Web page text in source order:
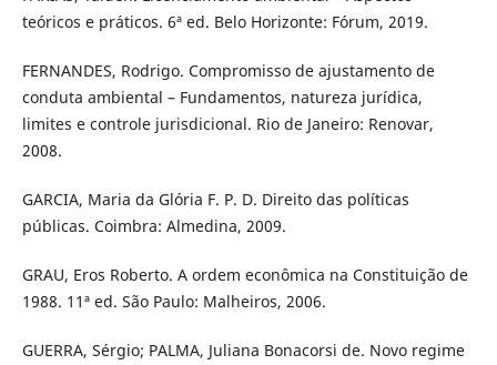
teóricos e práticos. 6ª ed. Belo Horizonte: Fórum, 2019.
FERNANDES, Rodrigo. Compromisso de ajustamento de
conduta ambiental – Fundamentos, natureza jurídica,
limites e controle jurisdicional. Rio de Janeiro: Renovar,
2008.
GARCIA, Maria da Glória F. P. D. Direito das políticas
públicas. Coimbra: Almedina, 2009.
GRAU, Eros Roberto. A ordem econômica na Constituição de
1988. 11ª ed. São Paulo: Malheiros, 2006.
GUERRA, Sérgio; PALMA, Juliana Bonacorsi de. Novo regime